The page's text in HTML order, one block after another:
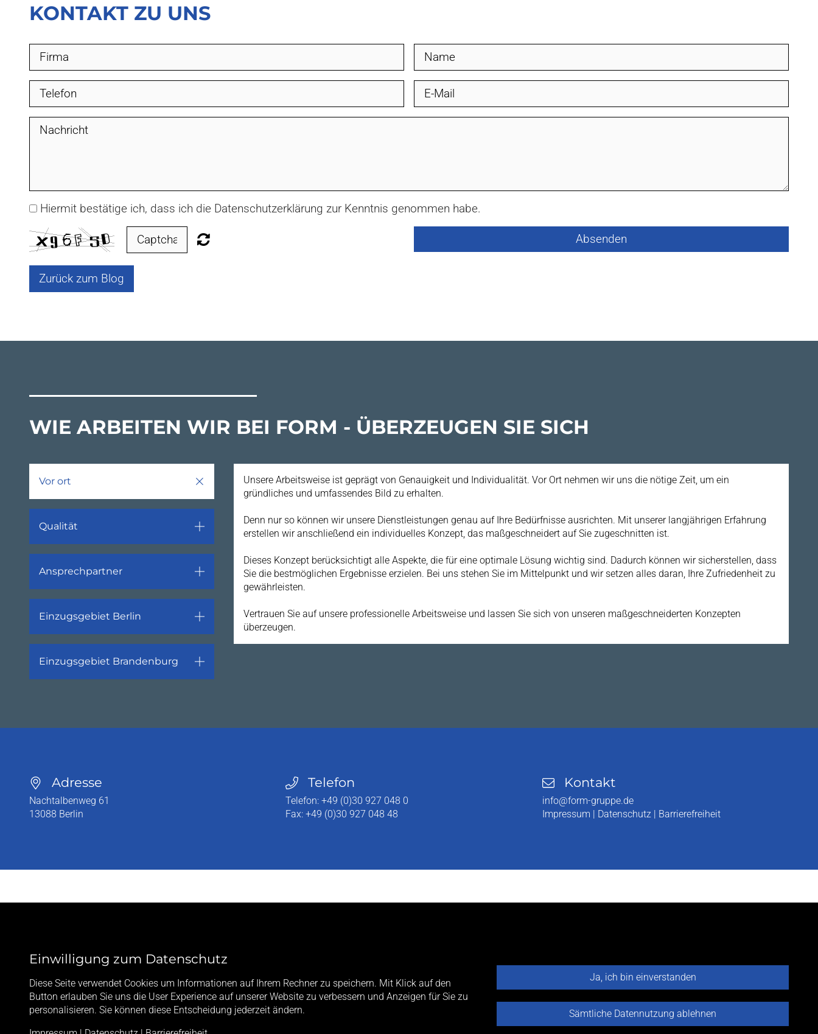
KONTAKT ZU UNS
Hiermit bestätige ich, dass ich die Datenschutzerklärung zur Kenntnis genommen habe.
Absenden
Zurück zum Blog
WIE ARBEITEN WIR BEI FORM - ÜBERZEUGEN SIE SICH
Vor ort
Unsere Arbeitsweise ist geprägt von Genauigkeit und Individualität. Vor Ort nehmen wir uns die nötige Zeit, um ein
gründliches und umfassendes Bild zu erhalten.
Denn nur so können wir unsere Dienstleistungen genau auf Ihre Bedürfnisse ausrichten. Mit unserer langjährigen Erfahrung
erstellen wir anschließend ein individuelles Konzept, das maßgeschneidert auf Sie zugeschnitten ist.
Dieses Konzept berücksichtigt alle Aspekte, die für eine optimale Lösung wichtig sind. Dadurch können wir sicherstellen, dass
Sie die bestmöglichen Ergebnisse erzielen. Bei uns stehen Sie im Mittelpunkt und wir setzen alles daran, Ihre Zufriedenheit zu
gewährleisten.
Vertrauen Sie auf unsere professionelle Arbeitsweise und lassen Sie sich von unseren maßgeschneiderten Konzepten
überzeugen.
Qualität
Ansprechpartner
Einzugsgebiet Berlin
Einzugsgebiet Brandenburg
Adresse
Nachtalbenweg 61
13088 Berlin
Telefon
Telefon:+49 (0)30 927 048 0
Fax:+49 (0)30 927 048 48
Kontakt
info@form-gruppe.de
Impressum | Datenschutz | Barrierefreiheit
Einwilligung zum Datenschutz
Diese Seite verwendet Cookies um Informationen auf Ihrem Rechner zu speichern. Mit Klick auf den
Button erlauben Sie uns die User Experience auf unserer Website zu verbessern und Anzeigen für Sie zu
personalisieren. Sie können diese Entscheidung jederzeit ändern.
Ja, ich bin einverstanden
Sämtliche Datennutzung ablehnen